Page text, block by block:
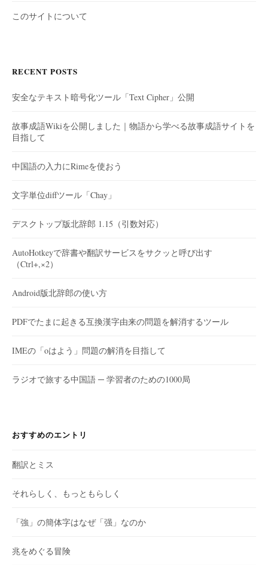
このサイトについて
RECENT POSTS
安全なテキスト暗号化ツール「Text Cipher」公開
故事成語Wikiを公開しました｜物語から学べる故事成語サイトを
目指して
中国語の入力にRimeを使おう
文字単位diffツール「Chay」
デスクトップ版北辞郎 1.15（引数対応）
AutoHotkeyで辞書や翻訳サービスをサクッと呼び出す
（Ctrl+,×2）
Android版北辞郎の使い方
PDFでたまに起きる互換漢字由来の問題を解消するツール
IMEの「oはよう」問題の解消を目指して
ラジオで旅する中国語 ─ 学習者のための1000局
おすすめのエントリ
翻訳とミス
それらしく、もっともらしく
「強」の簡体字はなぜ「强」なのか
兆をめぐる冒険